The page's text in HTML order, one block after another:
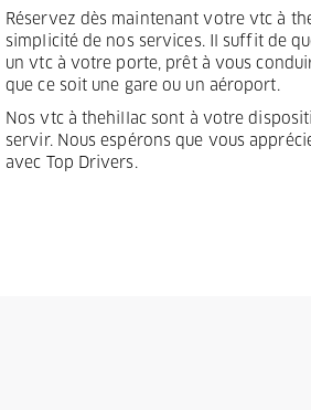
Réservez dès maintenant votre vtc à
simplicité de nos services. Il suffit de
un vtc à votre porte, prêt à vous
que ce soit une gare ou un aéroport.
Nos vtc à thehillac sont à votre
servir. Nous espérons que vous
avec Top Drivers.